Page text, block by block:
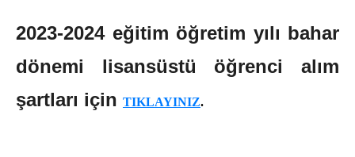
2023-2024 eğitim öğretim yılı bahar
dönemi lisansüstü öğrenci alım
şartları için TIKLAYINIZ.